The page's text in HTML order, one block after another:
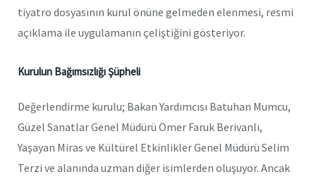
tiyatro dosyasının kurul önüne gelmeden elenmesi, resmi
açıklama ile uygulamanın çeliştiğini gösteriyor.
Kurulun Bağımsızlığı Şüpheli
Değerlendirme kurulu; Bakan Yardımcısı Batuhan Mumcu,
Güzel Sanatlar Genel Müdürü Ömer Faruk Berivanlı,
Yaşayan Miras ve Kültürel Etkinlikler Genel Müdürü Selim
Terzi ve alanında uzman diğer isimlerden oluşuyor. Ancak